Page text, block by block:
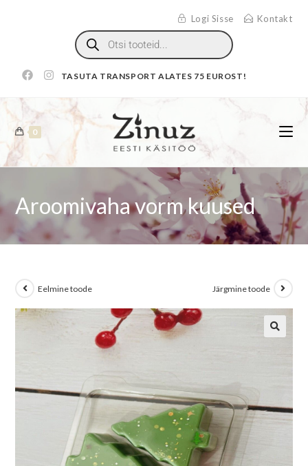
Logi Sisse Kontakt
TASUTA TRANSPORT ALATES 75 EUROST!
0
Aroomivaha vorm kuused
Eelmine toode Järgmine toode